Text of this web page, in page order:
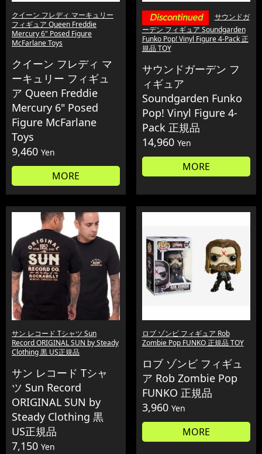
クイーン フレディ マーキュリー
フィギュア Queen Freddie
Mercury 6" Posed Figure
McFarlane Toys
クイーン フレディ マ
ーキュリー フィギュ
ア Queen Freddie
Mercury 6" Posed
Figure McFarlane
Toys
9,460 Yen
MORE
サウンドガ
ーデン フィギュア Soundgarden
Funko Pop! Vinyl Figure 4-Pack 正
規品 TOY
サウンドガーデン フ
ィギュア
Soundgarden Funko
Pop! Vinyl Figure 4-
Pack 正規品
14,960 Yen
MORE
サン レコード Tシャツ Sun
Record ORIGINAL SUN by Steady
Clothing 黒 US正規品
サン レコード Tシャ
ツ Sun Record
ORIGINAL SUN by
Steady Clothing 黒
US正規品
7,150 Yen
ロブ ゾンビ フィギュア Rob
Zombie Pop FUNKO 正規品 TOY
ロブ ゾンビ フィギュ
ア Rob Zombie Pop
FUNKO 正規品
3,960 Yen
MORE